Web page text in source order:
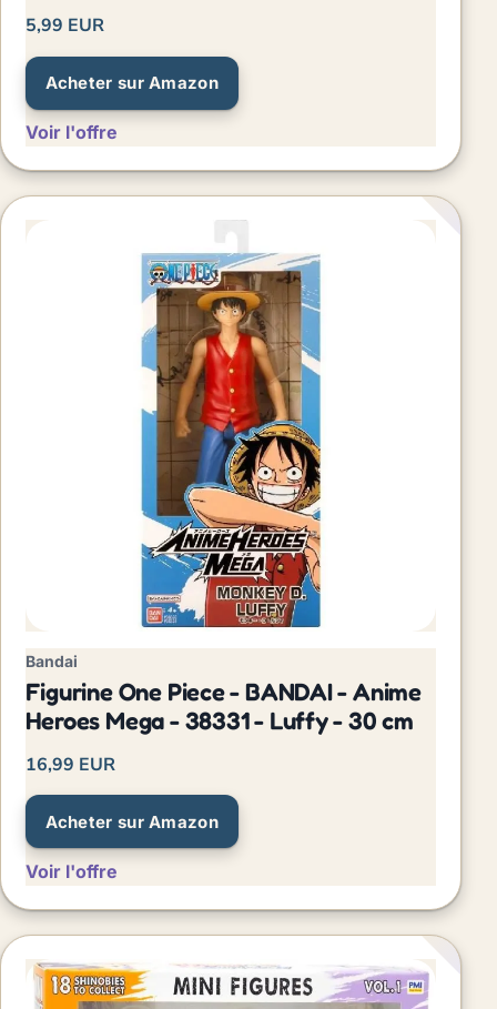
5,99 EUR
Acheter sur Amazon
Voir l'offre
Bandai
Figurine One Piece - BANDAI - Anime
Heroes Mega - 38331 - Luffy - 30 cm
16,99 EUR
Acheter sur Amazon
Voir l'offre